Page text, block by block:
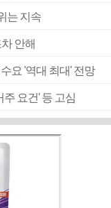
는 지속
안해
요 '역대 최대' 전망
요건' 등 고심